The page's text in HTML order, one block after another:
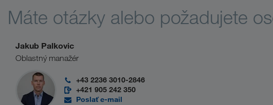
Máte otázky alebo požadujete
Jakub Palkovic
Oblastný manažér
+43 2236 3010-2846
+421 905 242 350
Poslať e-mail